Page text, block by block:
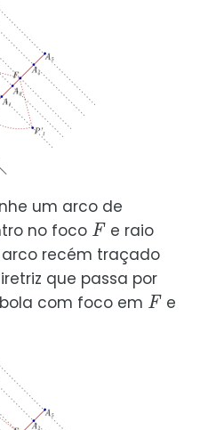
um arco de
no foco
F
e raio
recém traçado
que passa por
com foco em
F
e